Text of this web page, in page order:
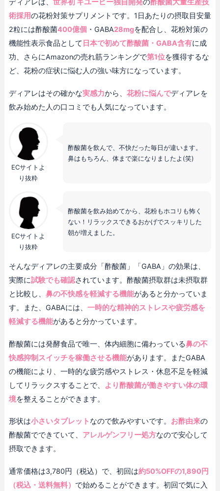
ディアレは、 世界初 キユーピー独自開発の酢酸菌大量生産技
術採用の花粉対策サプリメントです。1日あたりの摂取目安量
2粒には酢酸菌400億個 ・GABA28mgを配合し、花粉対策の
機能性表示食品として 日本で初めて酢酸菌・GABA含有に成
功、さらにAmazonの売れ筋ランキングで第1位を獲得するな
ど、花粉の症状に悩む人の強い味方になっています。
ディアレはその確かな実感力から、 花粉に悩んでディアレを
飲み始めた人の口コミでも人気になっています。
ECサイトよ
り抜粋
酢酸菌を飲んで、不快だった毎日が違います。
鼻はもちろん、体まで楽になりましたよ(笑)
ECサイトよ
り抜粋
酢酸菌を飲み始めてから、花粉もホコリも怖く
ない！リラックスできるおかげでスッキリした
朝が増えました。
そんなディアレの主要成分「酢酸菌」「GABA」の効果は、
実際に試験でも確認されています。酢酸菌摂取群は未摂取群
と比較し、 鼻の不快感を軽減する機能があると分かっていま
す。また、GABAには、 一時的な精神的ストレスや疲労感を
軽減する機能があると分かっています。
酢酸菌には発酵食品で唯一、体内細胞に備わっている鼻の不
快感抑制スイッチを稼働させる機能があります。またGABA
の機能により、一時的な疲労感やストレス・休息不足を軽減
してリラックスすることで、
より酢酸菌が働きやすい体の環
境を整えることができます。
形状は小さいタブレット なので飲みやすいです。 お酢由来の
酢酸菌でできていて、 アレルゲンフリー処方なので安心して
摂取できます。
通常価格は3,780円（税込）で、初回は約50%OFFの1,890円
（税込・送料無料） で始めることができます。初回で気に入